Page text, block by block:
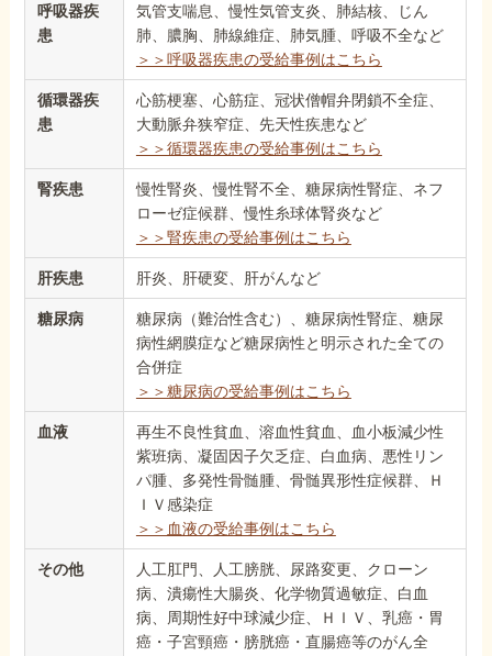
呼吸器疾
患
気管支喘息、慢性気管支炎、肺結核、じん
肺、膿胸、肺線維症、肺気腫、呼吸不全など
＞＞呼吸器疾患の受給事例はこちら
循環器疾
患
心筋梗塞、心筋症、冠状僧帽弁閉鎖不全症、
大動脈弁狭窄症、先天性疾患など
＞＞循環器疾患の受給事例はこちら
腎疾患
慢性腎炎、慢性腎不全、糖尿病性腎症、ネフ
ローゼ症候群、慢性糸球体腎炎など
＞＞腎疾患の受給事例はこちら
肝疾患 肝炎、肝硬変、肝がんなど
糖尿病
糖尿病（難治性含む）、糖尿病性腎症、糖尿
病性網膜症など糖尿病性と明示された全ての
合併症
＞＞糖尿病の受給事例はこちら
血液
再生不良性貧血、溶血性貧血、血小板減少性
紫班病、凝固因子欠乏症、白血病、悪性リン
パ腫、多発性骨髄腫、骨髄異形性症候群、Ｈ
ＩＶ感染症
＞＞血液の受給事例はこちら
その他
人工肛門、人工膀胱、尿路変更、クローン
病、潰瘍性大腸炎、化学物質過敏症、白血
病、周期性好中球減少症、ＨＩＶ、乳癌・胃
癌・子宮頸癌・膀胱癌・直腸癌等のがん全